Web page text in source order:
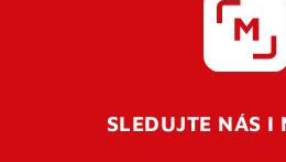
SLEDUJTE NÁS I